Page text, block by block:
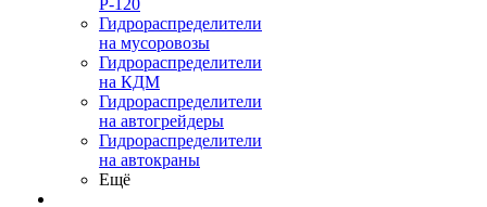
Р-120
Гидрораспределители
на мусоровозы
Гидрораспределители
на КДМ
Гидрораспределители
на автогрейдеры
Гидрораспределители
на автокраны
Ещё